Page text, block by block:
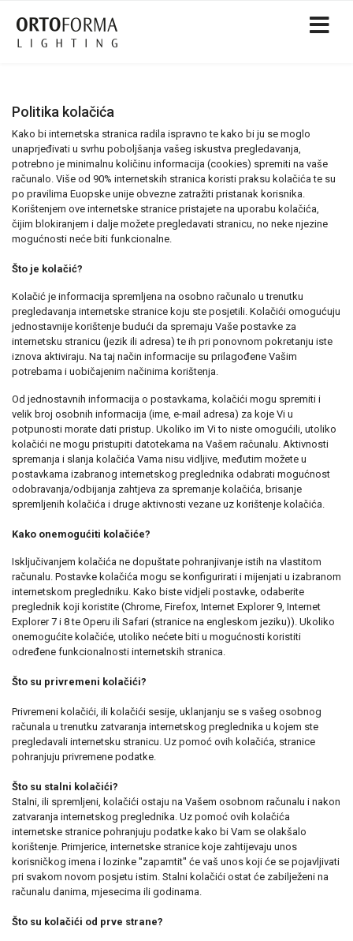
Politika kolačića
Kako bi internetska stranica radila ispravno te kako bi ju se moglo
unaprjeđivati u svrhu poboljšanja vašeg iskustva pregledavanja,
potrebno je minimalnu količinu informacija (cookies) spremiti na vaše
računalo. Više od 90% internetskih stranica koristi praksu kolačića te su
po pravilima Euopske unije obvezne zatražiti pristanak korisnika.
Korištenjem ove internetske stranice pristajete na uporabu kolačića,
čijim blokiranjem i dalje možete pregledavati stranicu, no neke njezine
mogućnosti neće biti funkcionalne.
Što je kolačić?
Kolačić je informacija spremljena na osobno računalo u trenutku
pregledavanja internetske stranice koju ste posjetili. Kolačići omogućuju
jednostavnije korištenje budući da spremaju Vaše postavke za
internetsku stranicu (jezik ili adresa) te ih pri ponovnom pokretanju iste
iznova aktiviraju. Na taj način informacije su prilagođene Vašim
potrebama i uobičajenim načinima korištenja.
Od jednostavnih informacija o postavkama, kolačići mogu spremiti i
velik broj osobnih informacija (ime, e-mail adresa) za koje Vi u
potpunosti morate dati pristup. Ukoliko im Vi to niste omogućili, utoliko
kolačići ne mogu pristupiti datotekama na Vašem računalu. Aktivnosti
spremanja i slanja kolačića Vama nisu vidljive, međutim možete u
postavkama izabranog internetskog preglednika odabrati mogućnost
odobravanja/odbijanja zahtjeva za spremanje kolačića, brisanje
spremljenih kolačića i druge aktivnosti vezane uz korištenje kolačića.
Kako onemogućiti kolačiće?
Isključivanjem kolačića ne dopuštate pohranjivanje istih na vlastitom
računalu. Postavke kolačića mogu se konfigurirati i mijenjati u izabranom
internetskom pregledniku. Kako biste vidjeli postavke, odaberite
preglednik koji koristite (Chrome, Firefox, Internet Explorer 9, Internet
Explorer 7 i 8 te Operu ili Safari (stranice na engleskom jeziku)). Ukoliko
onemogućite kolačiće, utoliko nećete biti u mogućnosti koristiti
određene funkcionalnosti internetskih stranica.
Što su privremeni kolačići?
Privremeni kolačići, ili kolačići sesije, uklanjanju se s vašeg osobnog
računala u trenutku zatvaranja internetskog preglednika u kojem ste
pregledavali internetsku stranicu. Uz pomoć ovih kolačića, stranice
pohranjuju privremene podatke.
Što su stalni kolačići?
Stalni, ili spremljeni, kolačići ostaju na Vašem osobnom računalu i nakon
zatvaranja internetskog preglednika. Uz pomoć ovih kolačića
internetske stranice pohranjuju podatke kako bi Vam se olakšalo
korištenje. Primjerice, internetske stranice koje zahtijevaju unos
korisničkog imena i lozinke ''zapamtit'' će vaš unos koji će se pojavljivati
pri svakom novom posjetu istim. Stalni kolačići ostat će zabilježeni na
računalu danima, mjesecima ili godinama.
Što su kolačići od prve strane?